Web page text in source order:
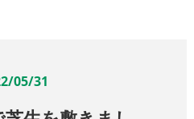
05/31